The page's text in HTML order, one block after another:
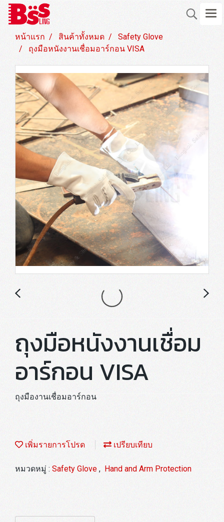
หน้าแรก สินค้าทั้งหมด
Safety Glove
ถุงมือหนังงานเชื่อมอาร์กอน VISA
ถุงมือหนังงานเชื่อม
อาร์กอน VISA
ถุงมืองานเชื่อมอาร์กอน
เพิ่มรายการโปรด เปรียบเทียบ
หมวดหมู่ : Safety Glove , Hand and Arm Protection